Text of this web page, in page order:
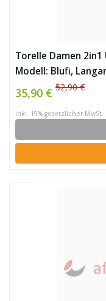
Torelle Damen
Modell: Blufi,
35,90 € 52,90 €
inkl. 19% gesetzlicher MwSt.